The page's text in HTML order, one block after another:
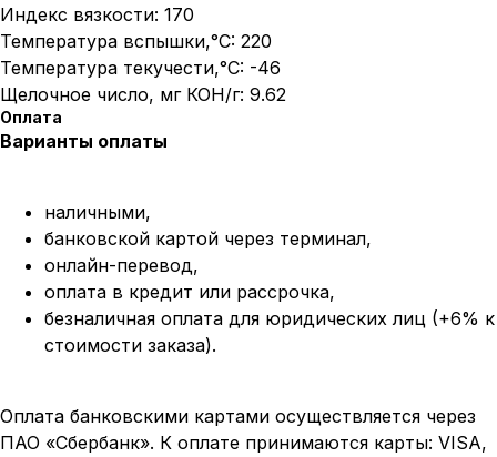
Индекс вязкости: 170
Температура вспышки,°C: 220
Температура текучести,°C: -46
Щелочное число, мг КОН/г: 9.62
Оплата
Варианты оплаты
наличными,
банковской картой через терминал,
онлайн-перевод,
оплата в кредит или рассрочка,
безналичная оплата для юридических лиц (+6% к
стоимости заказа).
Оплата банковскими картами осуществляется через
ПАО «Сбербанк». К оплате принимаются карты: VISA,